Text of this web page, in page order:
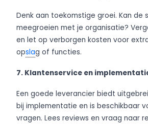
Denk aan toekomstige groei. Kan de
meegroeien met je organisatie?
en let op verborgen kosten voor
opslag of functies.
7. Klantenservice en
Een goede leverancier biedt
bij implementatie en is beschikbaar
vragen. Lees reviews en vraag naar